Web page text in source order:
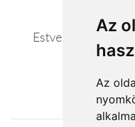
Az
Az
Estve-reggel – bor